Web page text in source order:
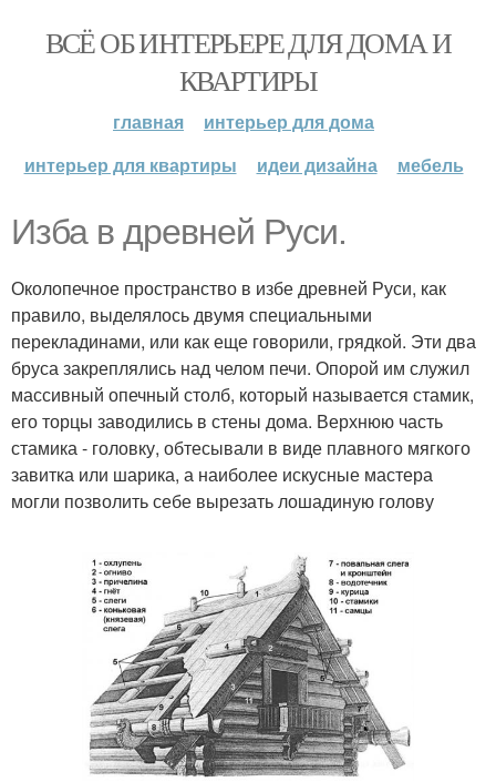
ВСЁ ОБ ИНТЕРЬЕРЕ ДЛЯ ДОМА И
КВАРТИРЫ
главная
интерьер для дома
интерьер для квартиры
идеи дизайна мебель
Изба в древней Руси.
Околопечное пространство в избе древней Руси, как
правило, выделялось двумя специальными
перекладинами, или как еще говорили, грядкой. Эти два
бруса закреплялись над челом печи. Опорой им служил
массивный опечный столб, который называется стамик,
его торцы заводились в стены дома. Верхнюю часть
стамика - головку, обтесывали в виде плавного мягкого
завитка или шарика, а наиболее искусные мастера
могли позволить себе вырезать лошадиную голову